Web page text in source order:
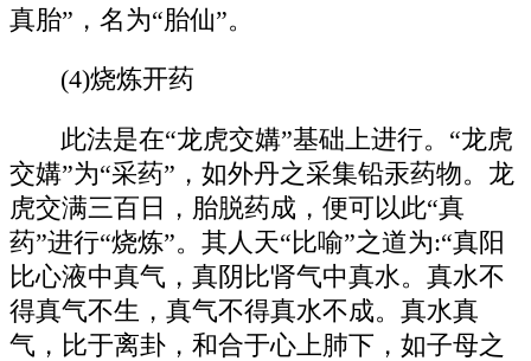
真胎”，名为“胎仙”。
(4)烧炼开药
此法是在“龙虎交媾”基础上进行。“龙虎
交媾”为“采药”，如外丹之采集铅汞药物。龙
虎交满三百日，胎脱药成，便可以此“真
药”进行“烧炼”。其人天“比喻”之道为:“真阳
比心液中真气，真阴比肾气中真水。真水不
得真气不生，真气不得真水不成。真水真
气，比于离卦，和合于心上肺下，如子母之